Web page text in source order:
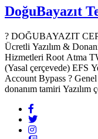
DoğuBayazıt
? DOĞUBAYAZIT
Ücretli Yazılım & Donanım Hizmetleri
Hizmetleri Root Atma TWRP Recovery Yükleme IMEI Onarımı
(Yasal çerçevede) EFS Yedekleme / Onarma FRP Kaldırma Mi
Account Bypass ? Genel Donanım ve Yazılım Sorunları Anakart ve